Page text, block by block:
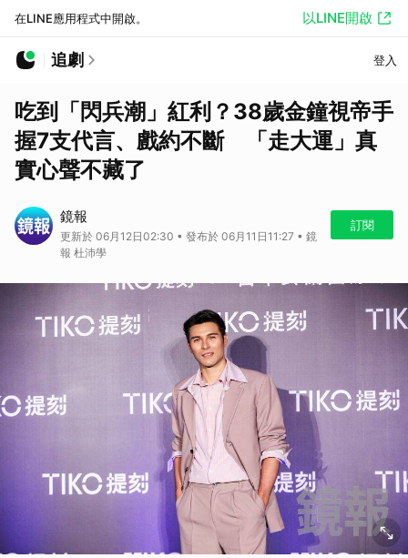
在LINE應用程式中開啟。 以LINE開啟
追劇 登入
吃到「閃兵潮」紅利？38歲金鐘視帝手
握7支代言、戲約不斷 「走大運」真
實心聲不藏了
鏡報
更新於 06月12日02:30 • 發布於 06月11日11:27 • 鏡
報 杜沛學
訂閱